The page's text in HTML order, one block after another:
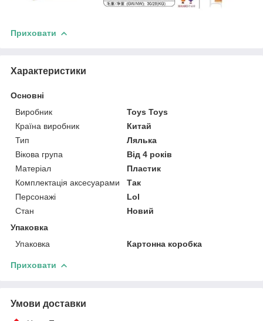
Приховати
Характеристики
Основні
Виробник
Toys Toys
Країна виробник
Китай
Тип
Лялька
Вікова група
Від 4 років
Матеріал
Пластик
Комплектація аксесуарами
Так
Персонажі
Lol
Стан
Новий
Упаковка
Упаковка
Картонна коробка
Приховати
Умови доставки